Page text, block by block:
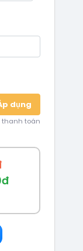
dụng
thanh toán